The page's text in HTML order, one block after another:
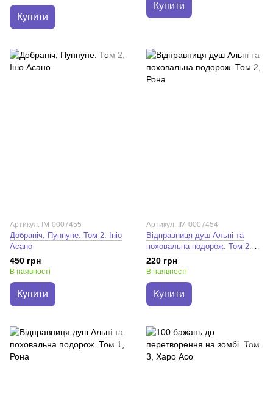
Купити
Купити
Артикул: IM-0007455
Добраніч, Пунпуне. Том 2. Ініо
Асано
450 грн
В наявності
Купити
Артикул: IM-0007454
Відправниця душ Альпі та
поховальна подорож. Том 2.
Рона
220 грн
В наявності
Купити